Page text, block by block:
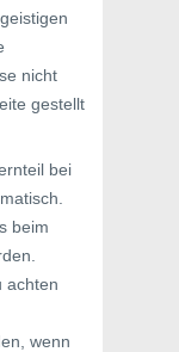
nicht
gestellt
bei
beim
achten
wenn